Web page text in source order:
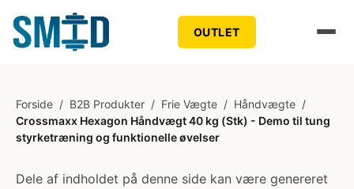
OUTLET
Forside / B2B Produkter / Frie Vægte / Håndvægte /
Crossmaxx Hexagon Håndvægt 40 kg (Stk) - Demo til tung
styrketræning og funktionelle øvelser
Dele af indholdet på denne side kan være genereret